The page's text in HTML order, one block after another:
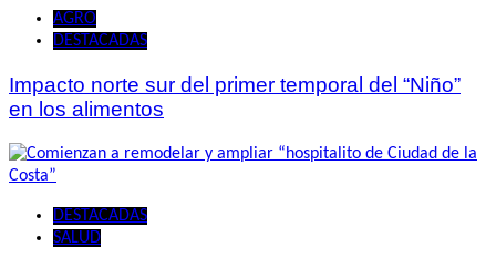
AGRO
DESTACADAS
Impacto norte sur del primer temporal del “Niño”
en los alimentos
DESTACADAS
SALUD